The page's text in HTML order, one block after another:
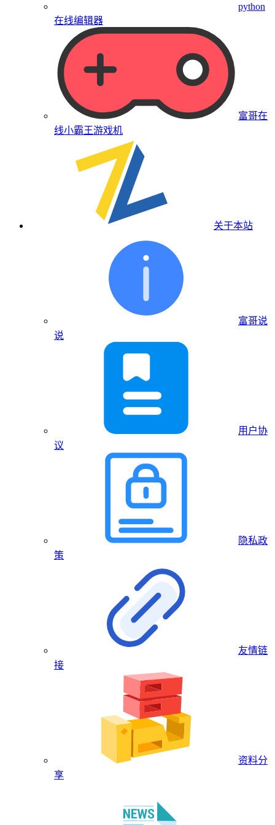
python
在线编辑器
富哥在
线小霸王游戏机
关于本站
富哥说
说
用户协
议
隐私政
策
友情链
接
资料分
享